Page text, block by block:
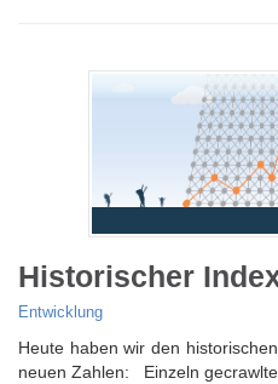
Historischer
Entwicklung
Heute haben wir den
neuen Zahlen: Einzeln gecrawlte